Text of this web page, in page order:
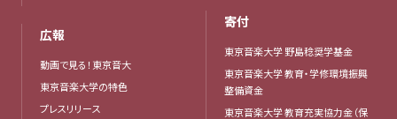
広報
動画で見る！東京音大
東京音楽大学の特色
プレスリリース
寄付
東京音楽大学 野島稔奨学基金
東京音楽大学 教育・学修環境振興
整備資金
東京音楽大学 教育充実協力金（保